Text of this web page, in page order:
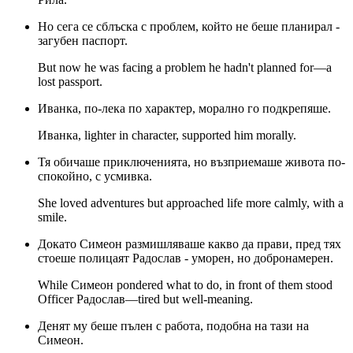
Но сега се сблъска с проблем, който не беше планирал -
загубен паспорт.
But now he was facing a problem he hadn't planned for—a
lost passport.
Ивaнка, по-лека по характер, морално го подкрепяше.
Ивaнка, lighter in character, supported him morally.
Тя обичаше приключенията, но възприемаше живота по-
спокойно, с усмивка.
She loved adventures but approached life more calmly, with a
smile.
Докато Симеон размишляваше какво да прави, пред тях
стоеше полицаят Радослав - уморен, но добронамерен.
While Симеон pondered what to do, in front of them stood
Officer Радослав—tired but well-meaning.
Денят му беше пълен с работа, подобна на тази на
Симеон.